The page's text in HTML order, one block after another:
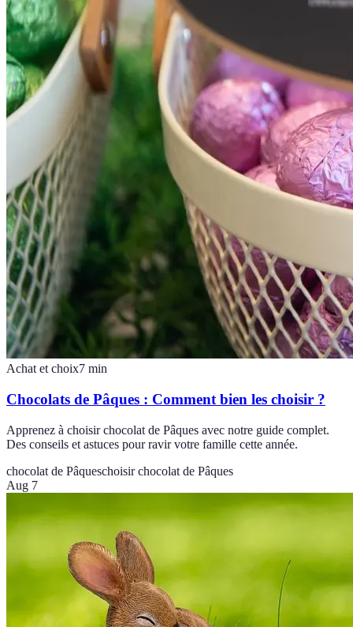
Achat et choix7 min
Chocolats de Pâques : Comment bien les choisir ?
Apprenez à choisir chocolat de Pâques avec notre guide complet.
Des conseils et astuces pour ravir votre famille cette année.
chocolat de Pâqueschoisir chocolat de Pâques
Aug 7